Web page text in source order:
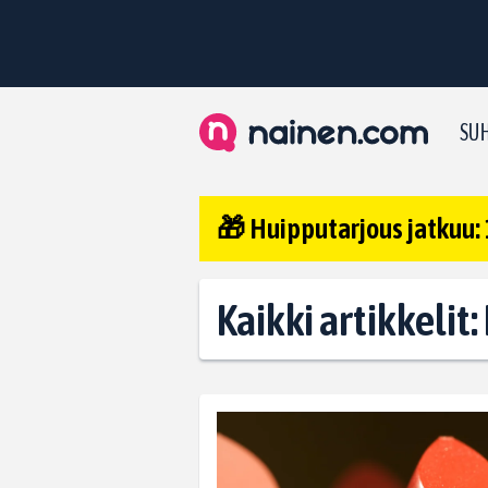
🎁 Huipputarjous jatkuu:
Kaikki artikkelit: